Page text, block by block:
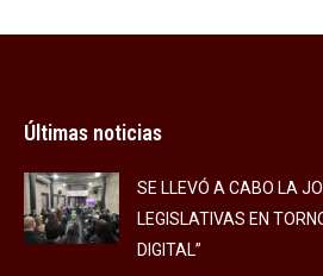
Últimas noticias
SE LLEVÓ A CABO LA
LEGISLATIVAS EN
DIGITAL”